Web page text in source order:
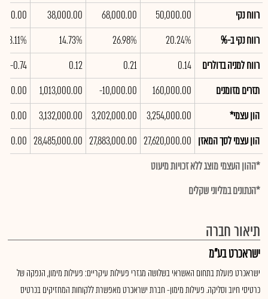
רווח נקי
50,000.00
68,000.00
38,000.00
רווח נקי ב-%
20.24%
26.98%
14.73%
-63.11%
רווח למניה בדולרים
0.14
0.21
0.12
-0.74
תזרים מזומנים
160,000.00
-10,000.00
1,013,000.00
הון עצמי*
3,254,000.00
3,202,000.00
3,132,000.00
הון עצמי לסך המאזן 27,620,000.00
27,883,000.00
28,485,000.00
*ההון העצמי מוצג ללא זכויות מיעוט
*הנתונים במליוני שקלים
תיאור חברה
ישראכרט בע"מ
ישראכרט פועלת בתחום האשראי בשלושה מגזרי פעילות עיקריים: פעילות מימון, הנפקה של
כרטיסי חיוב וסליקה. פעילות מימון- חברת ישראכרט מאפשרת ללקוחות המחזיקים בכרטיס